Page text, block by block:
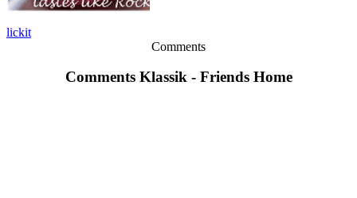
lickit
Comments
Comments Klassik - Friends Home